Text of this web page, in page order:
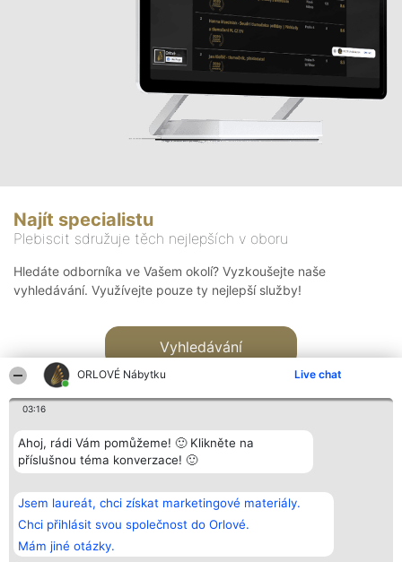
ORLOVÉ Nábytku Live chat
03:16
Ahoj, rádi Vám pomůžeme! 🙂 Klikněte na
příslušnou téma konverzace! 🙂
Jsem laureát, chci získat marketingové materiály.
Chci přihlásit svou společnost do Orlové.
Mám jiné otázky.
Najít specialistu
Plebiscit sdružuje těch nejlepších v oboru
Hledáte odborníka ve Vašem okolí? Vyzkoušejte naše
vyhledávání. Využívejte pouze ty nejlepší služby!
Vyhledávání
Bright Side Solutions sp. z o.
o. sp. k.
ul. Ruska 22
Wrocław 50-079
KRS 0000749100 | Regon
381313360 | NIP 8943132676
Vítězové
Seznam všech
laureátů
Zásady
Zásady
Kontakt